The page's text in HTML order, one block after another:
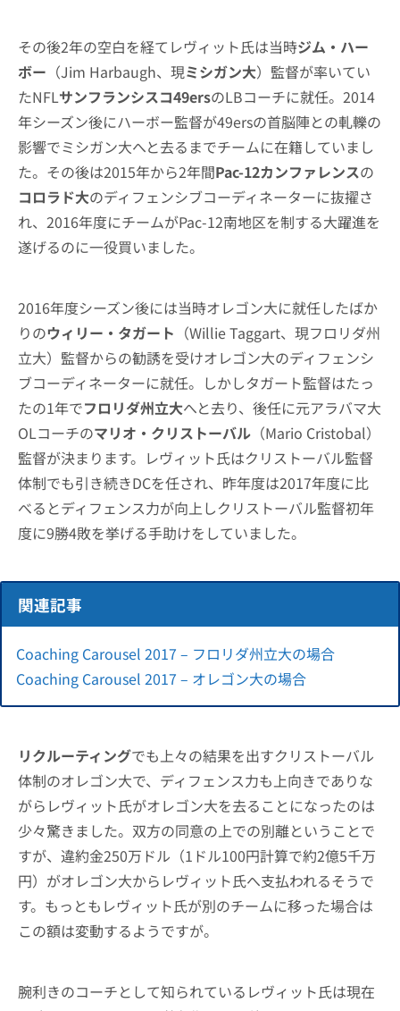
その後2年の空白を経てレヴィット氏は当時ジム・ハー
ボー （Jim Harbaugh、現ミシガン大）監督が率いてい
たNFLサンフランシスコ49ersのLBコーチに就任。2014
年シーズン後にハーボー監督が49ersの首脳陣との軋轢の
影響でミシガン大へと去るまでチームに在籍していまし
た。その後は2015年から2年間Pac-12カンファレンスの
コロラド大のディフェンシブコーディネーターに抜擢さ
れ、2016年度にチームがPac-12南地区を制する大躍進を
遂げるのに一役買いました。
2016年度シーズン後には当時オレゴン大に就任したばか
りのウィリー・タガート （Willie Taggart、現フロリダ州
立大）監督からの勧誘を受けオレゴン大のディフェンシ
ブコーディネーターに就任。しかしタガート監督はたっ
たの1年でフロリダ州立大へと去り、後任に元アラバマ大
OLコーチのマリオ・クリストーバル （Mario Cristobal）
監督が決まります。レヴィット氏はクリストーバル監督
体制でも引き続きDCを任され、昨年度は2017年度に比
べるとディフェンス力が向上しクリストーバル監督初年
度に9勝4敗を挙げる手助けをしていました。
関連記事
Coaching Carousel 2017 – フロリダ州立大の場合
Coaching Carousel 2017 – オレゴン大の場合
リクルーティングでも上々の結果を出すクリストーバル
体制のオレゴン大で、ディフェンス力も上向きでありな
がらレヴィット氏がオレゴン大を去ることになったのは
少々驚きました。双方の同意の上での別離ということで
すが、違約金250万ドル（1ドル100円計算で約2億5千万
円）がオレゴン大からレヴィット氏へ支払われるそうで
す。もっともレヴィット氏が別のチームに移った場合は
この額は変動するようですが。
腕利きのコーチとして知られているレヴィット氏は現在